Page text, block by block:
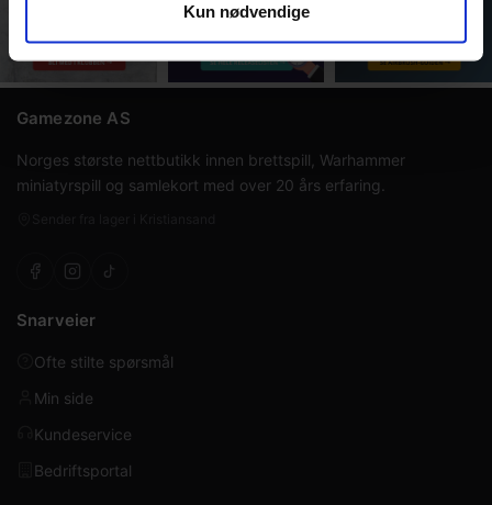
Kun nødvendige
Gamezone AS
Norges største nettbutikk innen brettspill, Warhammer
miniatyrspill og samlekort med over 20 års erfaring.
Snarveier
Ofte stilte spørsmål
Min side
Kundeservice
Bedriftsportal